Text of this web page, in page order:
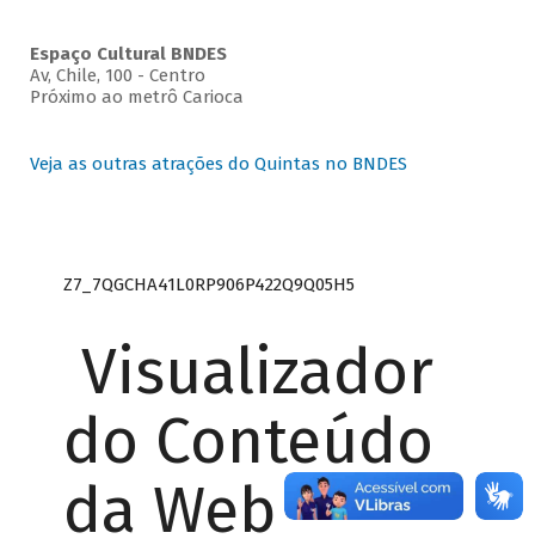
Espaço Cultural BNDES
Av, Chile, 100 - Centro
Próximo ao metrô Carioca
Veja as outras atrações do Quintas no BNDES
Z7_7QGCHA41L0RP906P422Q9Q05H5
Visualizador
do Conteúdo
da Web